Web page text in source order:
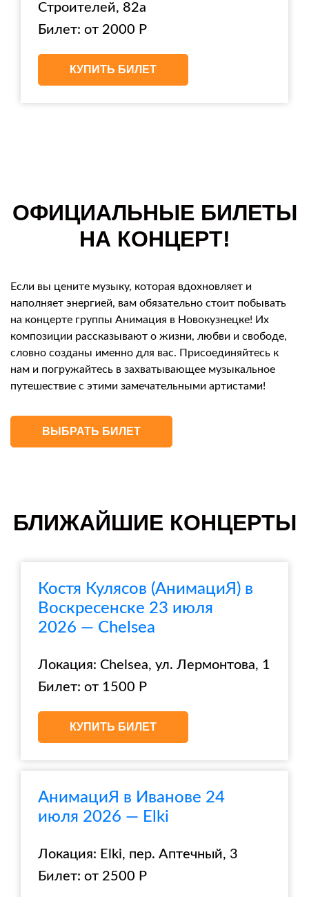
Строителей, 82а
Билет: от 2000 Р
КУПИТЬ БИЛЕТ
ОФИЦИАЛЬНЫЕ БИЛЕТЫ
НА КОНЦЕРТ!
Если вы цените музыку, которая вдохновляет и
наполняет энергией, вам обязательно стоит побывать
на концерте группы Анимация в Новокузнецке! Их
композиции рассказывают о жизни, любви и свободе,
словно созданы именно для вас. Присоединяйтесь к
нам и погружайтесь в захватывающее музыкальное
путешествие с этими замечательными артистами!
ВЫБРАТЬ БИЛЕТ
БЛИЖАЙШИЕ КОНЦЕРТЫ
Костя Кулясов (АнимациЯ) в
Воскресенске 23 июля
2026 — Chelsea
Локация: Chelsea, ул. Лермонтова, 1
Билет: от 1500 Р
КУПИТЬ БИЛЕТ
АнимациЯ в Иванове 24
июля 2026 — Elki
Локация: Elki, пер. Аптечный, 3
Билет: от 2500 Р